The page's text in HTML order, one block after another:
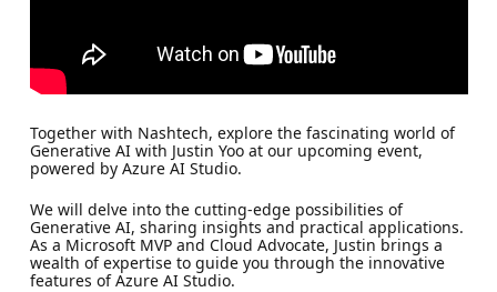
Together with Nashtech, explore the fascinating world of
Generative AI with Justin Yoo at our upcoming event,
powered by Azure AI Studio.
We will delve into the cutting-edge possibilities of
Generative AI, sharing insights and practical applications.
As a Microsoft MVP and Cloud Advocate, Justin brings a
wealth of expertise to guide you through the innovative
features of Azure AI Studio.